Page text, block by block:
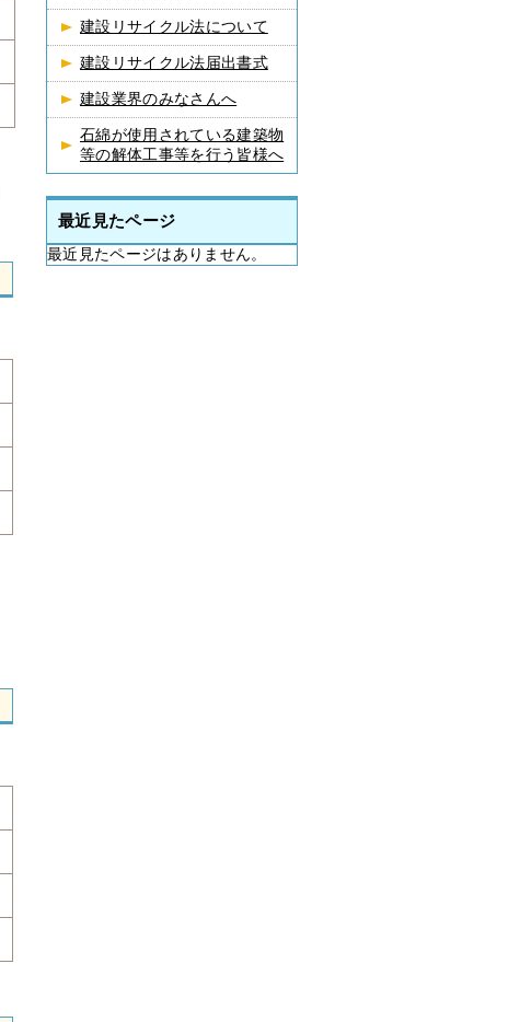
建設リサイクル法について
建設リサイクル法届出書式
建設業界のみなさんへ
石綿が使用されている建築物
等の解体工事等を行う皆様へ
最近見たページ
最近見たページはありません。